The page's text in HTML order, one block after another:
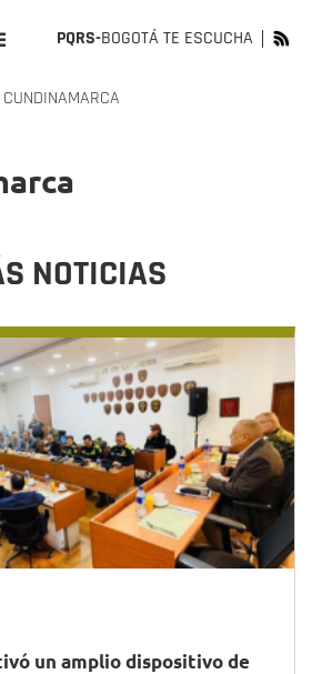
PQRS-BOGOTÁ TE ESCUCHA
CUNDINAMARCA
NOTICIAS
un amplio dispositivo de